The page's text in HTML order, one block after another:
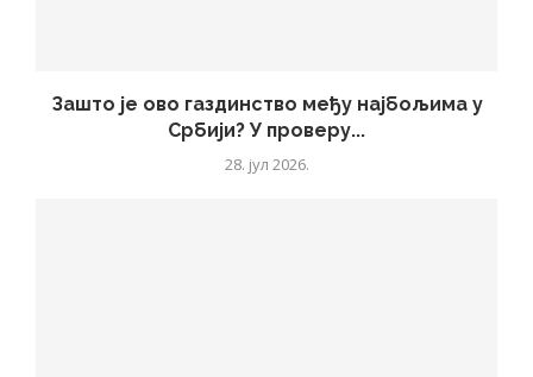
Зашто је ово газдинство међу најбољима у
Србији? У проверу...
28. јул 2026.